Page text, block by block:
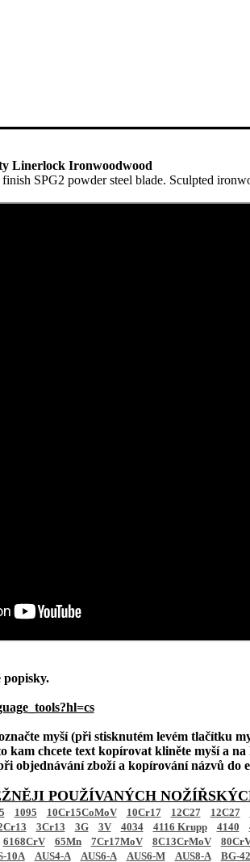
Linerlock Ironwoodwood
SPG2 powder steel blade. Sculpted
popisky.
myší (při stisknutém levém tlačítku
kam chcete text kopírovat kliněte myší a
objednávání zboží a kopírování názvů do
POUŽÍVANÝCH
1095 10Cr15CoMoV 10Cr17 12C27 12C27
3Cr13 3G 3V 4034 4116 Krupp 4140
6168CrV 65Mn 7Cr17MoV 8C13CrMoV
10A AUS4-A AUS6-A AUS6-M AUS8-A BG-42